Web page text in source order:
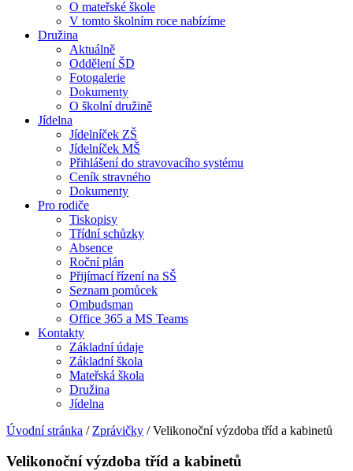
O mateřské škole
V tomto školním roce nabízíme
Družina
Aktuálně
Oddělení ŠD
Fotogalerie
Dokumenty
O školní družině
Jídelna
Jídelníček ZŠ
Jídelníček MŠ
Přihlášení do stravovacího systému
Ceník stravného
Dokumenty
Pro rodiče
Tiskopisy
Třídní schůzky
Absence
Roční plán
Přijímací řízení na SŠ
Seznam pomůcek
Ombudsman
Office 365 a MS Teams
Kontakty
Základní údaje
Základní škola
Mateřská škola
Družina
Jídelna
Úvodní stránka / Zprávičky /Velikonoční výzdoba tříd a kabinetů
Velikonoční výzdoba tříd a kabinetů